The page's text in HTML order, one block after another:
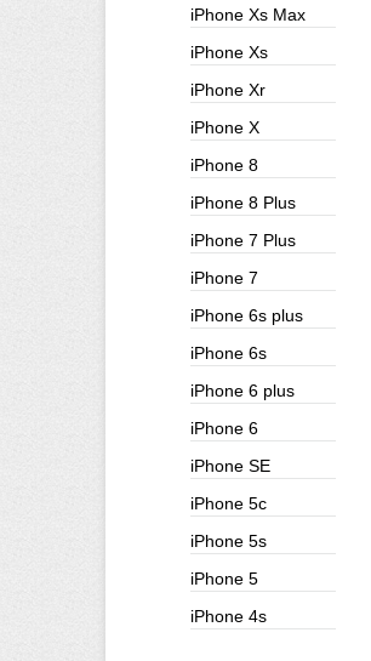
iPhone Xs Max
iPhone Xs
iPhone Xr
iPhone X
iPhone 8
iPhone 8 Plus
iPhone 7 Plus
iPhone 7
iPhone 6s plus
iPhone 6s
iPhone 6 plus
iPhone 6
iPhone SE
iPhone 5c
iPhone 5s
iPhone 5
iPhone 4s